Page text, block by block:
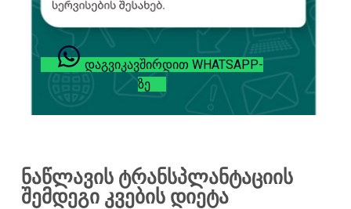
ᲓᲐᲒᲕᲘᲙᲐᲕᲨᲘᲠᲓᲘᲗ WHATSAPP-
ᲖᲔ
ნაწლავის ტრანსპლანტაციის
შემდეგი კვების დიეტა